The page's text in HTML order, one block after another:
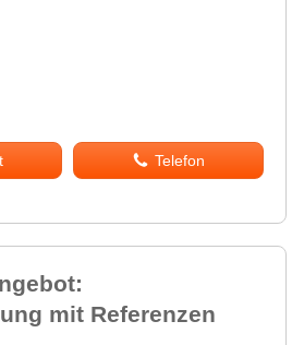
Telefon
mit Referenzen